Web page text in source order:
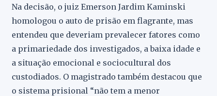
Na decisão, o juiz Emerson Jardim Kaminski
homologou o auto de prisão em flagrante, mas
entendeu que deveriam prevalecer fatores como
a primariedade dos investigados, a baixa idade e
a situação emocional e sociocultural dos
custodiados. O magistrado também destacou que
o sistema prisional “não tem a menor